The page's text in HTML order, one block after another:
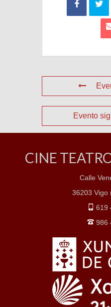
Evento
CINE
Calle
36203 Vigo
619
986